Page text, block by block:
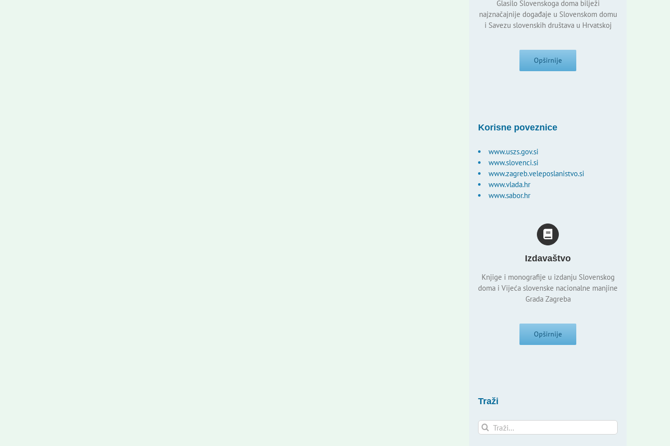
Glasilo Slovenskoga doma bilježi
najznačajnije događaje u Slovenskom domu
i Savezu slovenskih društava u Hrvatskoj
Opširnije
Korisne poveznice
www.uszs.gov.si
www.slovenci.si
www.zagreb.veleposlanistvo.si
www.vlada.hr
www.sabor.hr
Izdavaštvo
Knjige i monografije u izdanju Slovenskog
doma i Vijeća slovenske nacionalne manjine
Grada Zagreba
Opširnije
Traži
Traži...